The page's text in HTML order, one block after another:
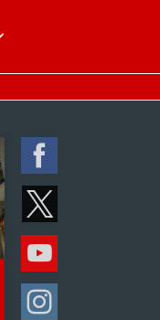
Twitter
Youtube
Instagram